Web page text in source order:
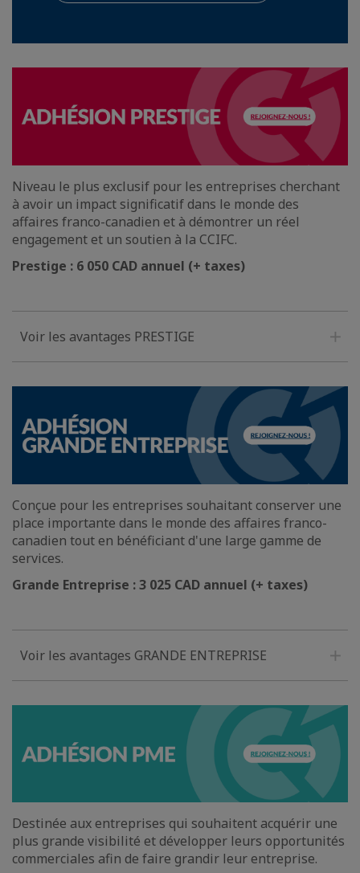
Niveau le plus exclusif pour les entreprises cherchant
à avoir un impact significatif dans le monde des
affaires franco-canadien et à démontrer un réel
engagement et un soutien à la CCIFC.
Prestige : 6 050 CAD annuel (+ taxes)
Voir les avantages PRESTIGE
Conçue pour les entreprises souhaitant conserver une
place importante dans le monde des affaires franco-
canadien tout en bénéficiant d'une large gamme de
services.
Grande Entreprise : 3 025 CAD annuel (+ taxes)
Voir les avantages GRANDE ENTREPRISE
Destinée aux entreprises qui souhaitent acquérir une
plus grande visibilité et développer leurs opportunités
commerciales afin de faire grandir leur entreprise.